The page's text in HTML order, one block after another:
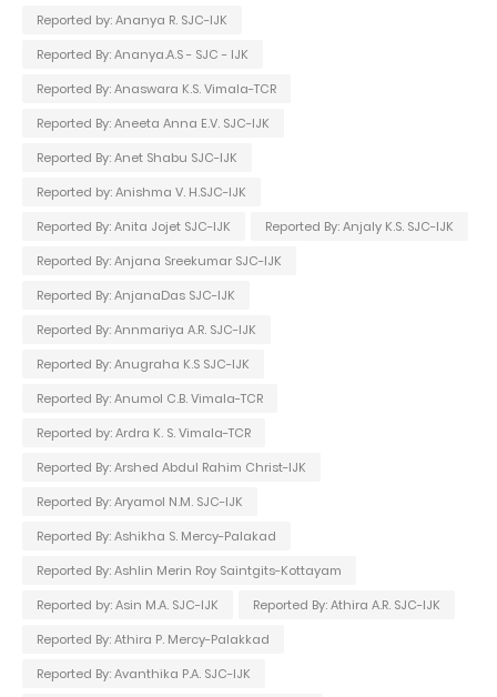
Reported by: Ananya R. SJC-IJK
Reported By: Ananya.A.S - SJC - IJK
Reported By: Anaswara K.S. Vimala-TCR
Reported By: Aneeta Anna E.V. SJC-IJK
Reported By: Anet Shabu SJC-IJK
Reported by: Anishma V. H.SJC-IJK
Reported By: Anita Jojet SJC-IJK
Reported By: Anjaly K.S. SJC-IJK
Reported By: Anjana Sreekumar SJC-IJK
Reported By: AnjanaDas SJC-IJK
Reported By: Annmariya A.R. SJC-IJK
Reported By: Anugraha K.S SJC-IJK
Reported By: Anumol C.B. Vimala-TCR
Reported by: Ardra K. S. Vimala-TCR
Reported By: Arshed Abdul Rahim Christ-IJK
Reported By: Aryamol N.M. SJC-IJK
Reported By: Ashikha S. Mercy-Palakad
Reported By: Ashlin Merin Roy Saintgits-Kottayam
Reported by: Asin M.A. SJC-IJK
Reported By: Athira A.R. SJC-IJK
Reported By: Athira P. Mercy-Palakkad
Reported By: Avanthika P.A. SJC-IJK